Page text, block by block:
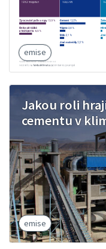
emise
Jakou roli
cementu v
emise